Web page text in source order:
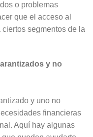
o problemas
que el acceso al
segmentos de la
y no
y uno no
financieras
Aquí hay algunas